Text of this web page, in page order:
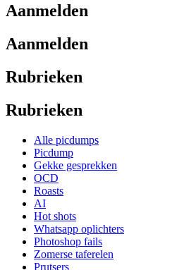
Aanmelden
Aanmelden
Rubrieken
Rubrieken
Alle picdumps
Picdump
Gekke gesprekken
OCD
Roasts
AI
Hot shots
Whatsapp oplichters
Photoshop fails
Zomerse taferelen
Prutsers